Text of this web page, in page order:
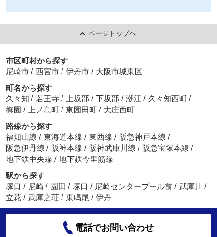
ページトップへ
市区町村から探す
尼崎市 / 西宮市 / 伊丹市 / 大阪市城東区
町名から探す
久々知 / 若王寺 / 上坂部 / 下坂部 / 潮江 / 久々知西町 /
御園 / 上ノ島町 / 東園田町 / 大庄西町
路線から探す
福知山線 / 東海道本線 / 東西線 / 阪急神戸本線 /
阪急伊丹線 / 阪神本線 / 阪神武庫川線 / 阪急宝塚本線 /
地下鉄中央線 / 地下鉄今里筋線
駅から探す
塚口 / 尼崎 / 園田 / 塚口 / 尼崎センタープール前 / 武庫川
/
立花 / 武庫之荘 / 東鳴尾 / 伊丹
電話でお問い合わせ